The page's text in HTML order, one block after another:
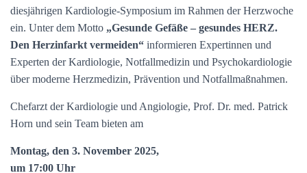
diesjährigen Kardiologie-Symposium im Rahmen der Herzwoche
ein. Unter dem Motto „Gesunde Gefäße – gesundes HERZ.
Den Herzinfarkt vermeiden“ informieren Expertinnen und
Experten der Kardiologie, Notfallmedizin und Psychokardiologie
über moderne Herzmedizin, Prävention und Notfallmaßnahmen.
Chefarzt der Kardiologie und Angiologie, Prof. Dr. med. Patrick
Horn und sein Team bieten am
Montag, den 3. November 2025,
um 17:00 Uhr